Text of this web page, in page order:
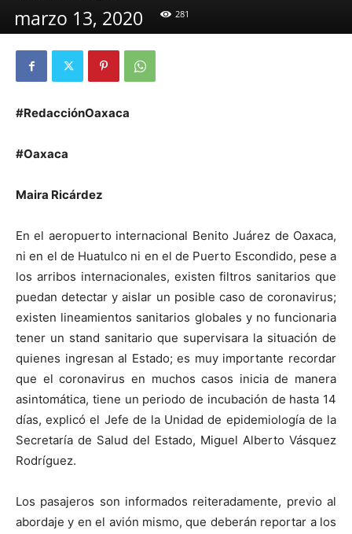
marzo 13, 2020 281
#RedacciónOaxaca
#Oaxaca
Maira Ricárdez
En el aeropuerto internacional Benito Juárez de Oaxaca,
ni en el de Huatulco ni en el de Puerto Escondido, pese a
los arribos internacionales, existen filtros sanitarios que
puedan detectar y aislar un posible caso de coronavirus;
existen lineamientos sanitarios globales y no funcionaria
tener un stand sanitario que supervisara la situación de
quienes ingresan al Estado; es muy importante recordar
que el coronavirus en muchos casos inicia de manera
asintomática, tiene un periodo de incubación de hasta 14
días, explicó el Jefe de la Unidad de epidemiología de la
Secretaría de Salud del Estado, Miguel Alberto Vásquez
Rodríguez.
Los pasajeros son informados reiteradamente, previo al
abordaje y en el avión mismo, que deberán reportar a los